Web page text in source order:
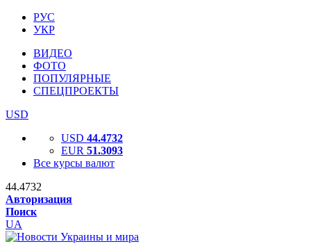
РУС
УКР
ВИДЕО
ФОТО
ПОПУЛЯРНЫЕ
СПЕЦПРОЕКТЫ
USD
USD 44.4732
EUR 51.3093
Все курсы валют
44.4732
Авторизация
Поиск
UA